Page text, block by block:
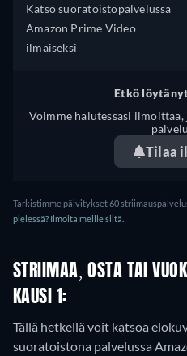
Katso suoratoistopalvelussa
Amazon Prime Video
ilmaiseksi
Etkö
Voimme halutessasi
Tilaa
Tarkistimme päivitykset 60
pielessä? Ilmoita meille siitä.
STRIIMAA, OSTA TAI
KAUSI 1:
Tällä hetkellä voit katsoa
suoratoistona palvelussa